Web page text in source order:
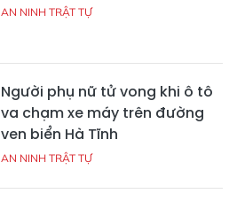
AN NINH TRẬT TỰ
Người phụ nữ tử vong khi ô tô
va chạm xe máy trên đường
ven biển Hà Tĩnh
AN NINH TRẬT TỰ